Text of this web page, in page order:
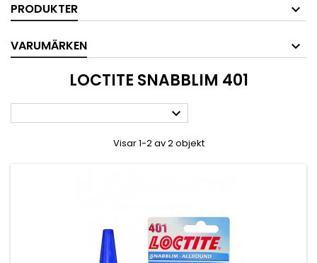
PRODUKTER
VARUMÄRKEN
LOCTITE SNABBLIM 401

Visar 1-2 av 2 objekt